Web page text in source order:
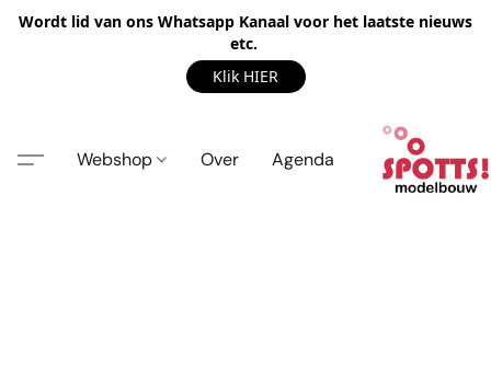
Wordt lid van ons Whatsapp Kanaal voor het laatste nieuws
etc.
Klik HIER
Webshop Over Agenda